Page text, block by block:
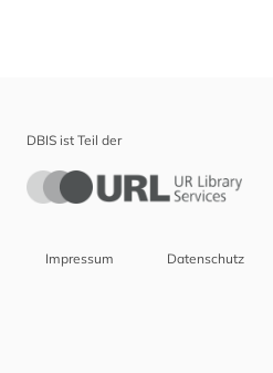
DBIS ist Teil der
Impressum Datenschutz